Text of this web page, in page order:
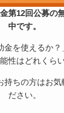
第12回公募の
中です。
金を使えるか？
性はどれくら
持ちの方はお気
ださい。